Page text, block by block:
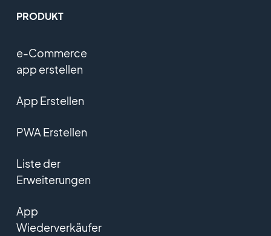
PRODUKT
e-Commerce
app erstellen
App Erstellen
PWA Erstellen
Liste der
Erweiterungen
App
Wiederverkäufer